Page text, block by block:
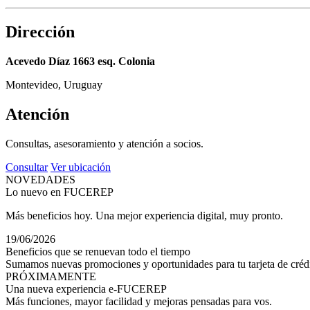
Dirección
Acevedo Díaz 1663 esq. Colonia
Montevideo, Uruguay
Atención
Consultas, asesoramiento y atención a socios.
Consultar Ver ubicación
NOVEDADES
Lo nuevo en FUCEREP
Más beneficios hoy. Una mejor experiencia digital, muy pronto.
19/06/2026
Beneficios que se renuevan todo el tiempo
Sumamos nuevas promociones y oportunidades para tu tarjeta de
PRÓXIMAMENTE
Una nueva experiencia e-FUCEREP
Más funciones, mayor facilidad y mejoras pensadas para vos.